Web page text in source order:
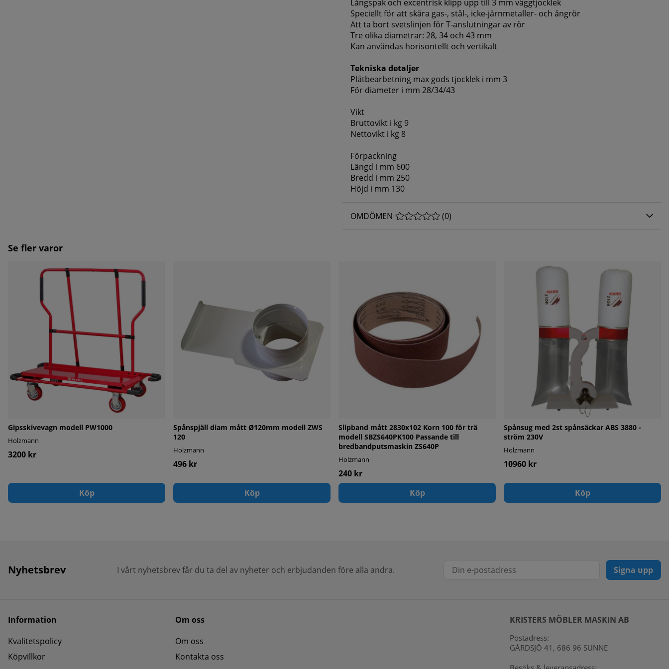
Långspak och excentrisk klipp upp till 3 mm väggtjocklek
Speciellt för att skära gas-, stål-, icke-järnmetaller- och ångrör
Att ta bort svetslinjen för T-anslutningar av rör
Tre olika diametrar: 28, 34 och 43 mm
Kan användas horisontellt och vertikalt
Tekniska detaljer
Plåtbearbetning max gods tjocklek i mm 3
För diameter i mm 28/34/43
Vikt
Bruttovikt i kg 9
Nettovikt i kg 8
Förpackning
Längd i mm 600
Bredd i mm 250
Höjd i mm 130
OMDÖMEN MEDELBETYG 0 AV 5 ANTAL BETYG 0
(0)
Se fler varor
Gipsskivevagn modell PW1000
Holzmann
3200 kr
Köp
Spånspjäll diam mått Ø120mm modell ZWS
120
Holzmann
496 kr
Köp
Slipband mått 2830x102 Korn 100 för trä
modell SBZS640PK100 Passande till
bredbandputsmaskin ZS640P
Holzmann
240 kr
Köp
Spånsug med 2st spånsäckar ABS 3880 -
ström 230V
Holzmann
10960 kr
Köp
Nyhetsbrev I vårt nyhetsbrev får du ta del av nyheter och erbjudanden före alla andra. Signa upp
Information
Kvalitetspolicy
Köpvillkor
Om oss
Om oss
Kontakta oss
KRISTERS MÖBLER MASKIN AB
Postadress:
GÅRDSJÖ 41, 686 96 SUNNE